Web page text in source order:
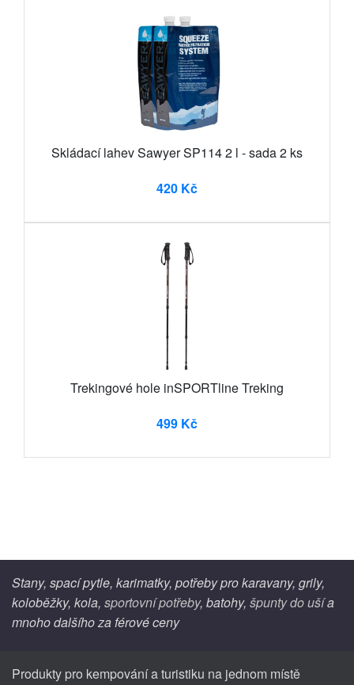
Skládací lahev Sawyer SP114 2 l - sada 2 ks
420 Kč
Trekingové hole inSPORTline Treking
499 Kč
Stany, spací pytle, karimatky, potřeby pro karavany, grily,
koloběžky, kola, sportovní potřeby, batohy, špunty do ušía
mnoho dalšího za férové ceny
Produkty pro kempování a turistiku na jednom místě